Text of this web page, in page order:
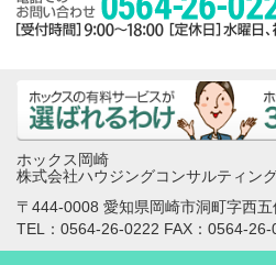
ホックス岡崎
株式会社ハウジングコンサルティン
〒444-0008 愛知県岡崎市洞町字西
TEL：0564-26-0222 FAX：0564-26-